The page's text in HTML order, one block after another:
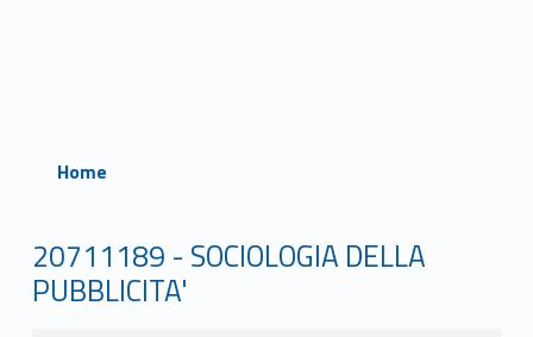
Home
20711189 - SOCIOLOGIA DELLA
PUBBLICITA'